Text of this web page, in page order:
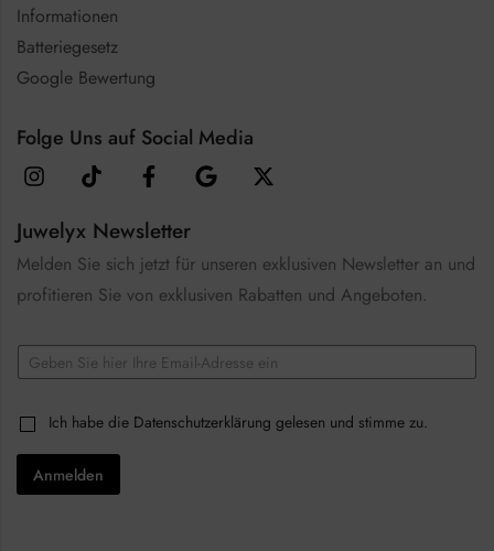
Informationen
Batteriegesetz
Google Bewertung
Folge Uns auf Social Media
Juwelyx Newsletter
Melden Sie sich jetzt für unseren exklusiven Newsletter an und
profitieren Sie von exklusiven Rabatten und Angeboten.
E
m
lm
i
E
C
h
e
k
Ich habe die Datenschutzerklärung gelesen und stimme zu.
Anmelden